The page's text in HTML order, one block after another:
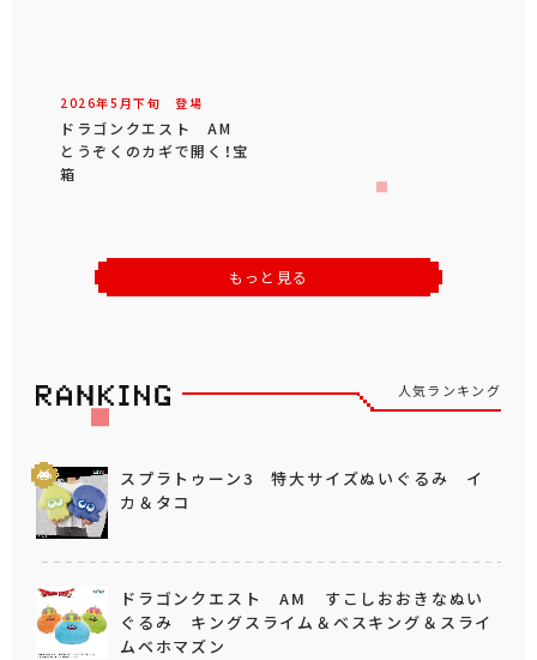
2026年5 月下旬 登場
ドラゴンクエスト AM
とうぞくのカギで開く！宝
箱
もっと見る
人気ランキング
スプラトゥーン3 特大サイズぬいぐるみ イ
カ＆タコ
ドラゴンクエスト AM すこしおおきなぬい
ぐるみ キングスライム＆ベスキング＆スライ
ムベホマズン